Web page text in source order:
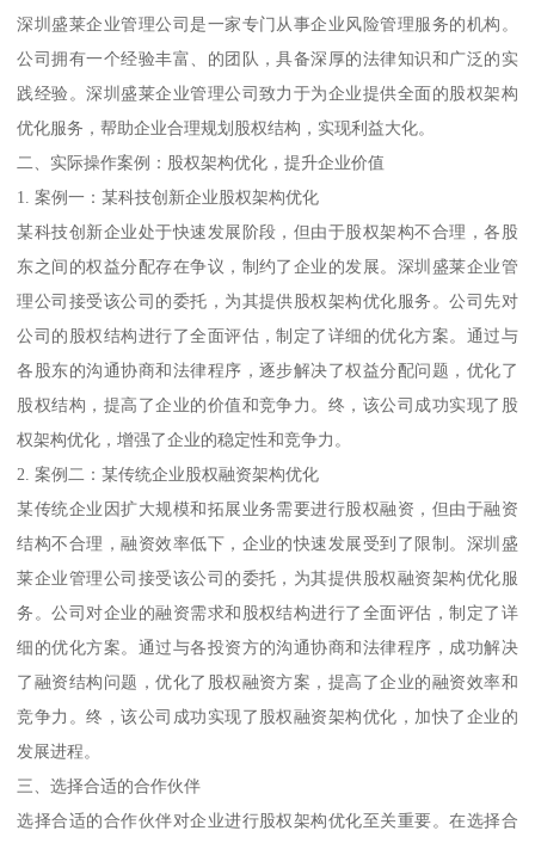
深圳盛莱企业管理公司是一家专门从事企业风险管理服务的机构。
公司拥有一个经验丰富、的团队，具备深厚的法律知识和广泛的实
践经验。深圳盛莱企业管理公司致力于为企业提供全面的股权架构
优化服务，帮助企业合理规划股权结构，实现利益大化。
二、实际操作案例：股权架构优化，提升企业价值
1. 案例一：某科技创新企业股权架构优化
某科技创新企业处于快速发展阶段，但由于股权架构不合理，各股
东之间的权益分配存在争议，制约了企业的发展。深圳盛莱企业管
理公司接受该公司的委托，为其提供股权架构优化服务。公司先对
公司的股权结构进行了全面评估，制定了详细的优化方案。通过与
各股东的沟通协商和法律程序，逐步解决了权益分配问题，优化了
股权结构，提高了企业的价值和竞争力。终，该公司成功实现了股
权架构优化，增强了企业的稳定性和竞争力。
2. 案例二：某传统企业股权融资架构优化
某传统企业因扩大规模和拓展业务需要进行股权融资，但由于融资
结构不合理，融资效率低下，企业的快速发展受到了限制。深圳盛
莱企业管理公司接受该公司的委托，为其提供股权融资架构优化服
务。公司对企业的融资需求和股权结构进行了全面评估，制定了详
细的优化方案。通过与各投资方的沟通协商和法律程序，成功解决
了融资结构问题，优化了股权融资方案，提高了企业的融资效率和
竞争力。终，该公司成功实现了股权融资架构优化，加快了企业的
发展进程。
三、选择合适的合作伙伴
选择合适的合作伙伴对企业进行股权架构优化至关重要。在选择合